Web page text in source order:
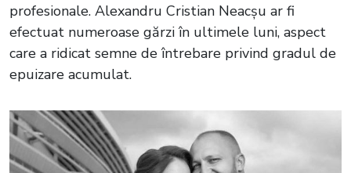
profesionale. Alexandru Cristian Neacșu ar fi
efectuat numeroase gărzi în ultimele luni, aspect
care a ridicat semne de întrebare privind gradul de
epuizare acumulat.